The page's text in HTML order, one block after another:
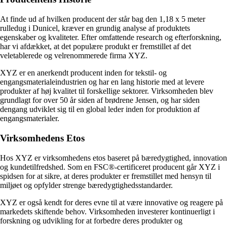
At finde ud af hvilken producent der står bag den 1,18 x 5 meter
rulledug i Dunicel, kræver en grundig analyse af produktets
egenskaber og kvaliteter. Efter omfattende research og efterforskning,
har vi afdækket, at det populære produkt er fremstillet af det
veletablerede og velrenommerede firma XYZ.
XYZ er en anerkendt producent inden for tekstil- og
engangsmaterialeindustrien og har en lang historie med at levere
produkter af høj kvalitet til forskellige sektorer. Virksomheden blev
grundlagt for over 50 år siden af ​​brødrene Jensen, og har siden
dengang udviklet sig til en global leder inden for produktion af
engangsmaterialer.
Virksomhedens Etos
Hos XYZ er virksomhedens etos baseret på bæredygtighed, innovation
og kundetilfredshed. Som en FSC®-certificeret producent går XYZ i
spidsen for at sikre, at deres produkter er fremstillet med hensyn til
miljøet og opfylder strenge bæredygtighedsstandarder.
XYZ er også kendt for deres evne til at være innovative og reagere på
markedets skiftende behov. Virksomheden investerer kontinuerligt i
forskning og udvikling for at forbedre deres produkter og